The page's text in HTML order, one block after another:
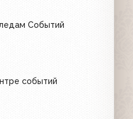
Событий
событий